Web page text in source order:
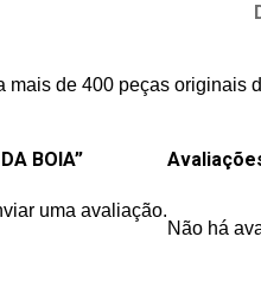
mais de 400 peças
Não há
BOIA”
uma avaliação.